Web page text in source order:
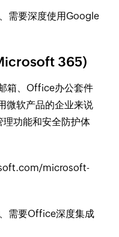
需要深度使用Google
365)
箱、Office办公套件
微软产品的企业来说
理功能和安全防护体
microsoft-
需要Office深度集成